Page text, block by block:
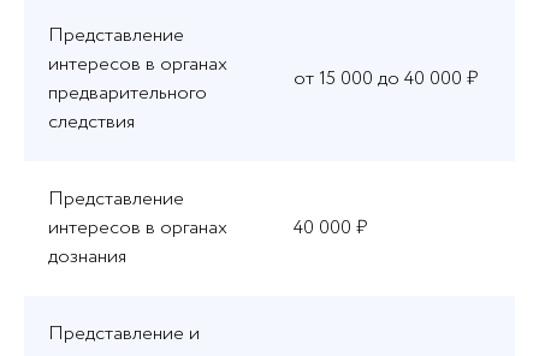
Представление
интересов в органах
предварительного
следствия
от 15 000 до 40 000 ₽
Представление
интересов в органах
дознания
40 000 ₽
Представление и